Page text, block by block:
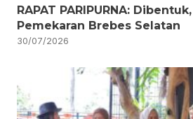
RAPAT PARIPURNA:
Pemekaran Brebes Selatan
30/07/2026